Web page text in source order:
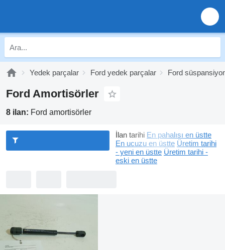
Yedek parçalar Ford yedek parçalar Ford
Ford Amortisörler
8 ilan: Ford amortisörler
İlan tarihi En pahalısı en üstte
En ucuzu en üstte Üretim tarihi
- yeni en üstte Üretim tarihi -
eski en üstte